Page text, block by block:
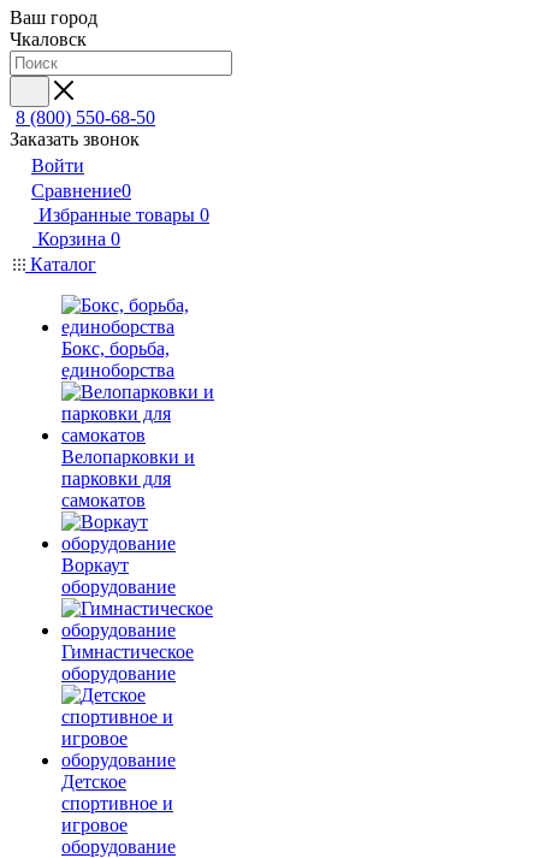
Ваш город
Чкаловск
8 (800) 550-68-50
Заказать звонок
Войти
Сравнение0
Избранные товары 0
Корзина 0
Каталог
Бокс, борьба,
единоборства
Велопарковки и
парковки для
самокатов
Воркаут
оборудование
Гимнастическое
оборудование
Детское
спортивное и
игровое
оборудование